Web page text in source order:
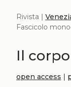
Rivista |
Fascicolo
Il
open access |